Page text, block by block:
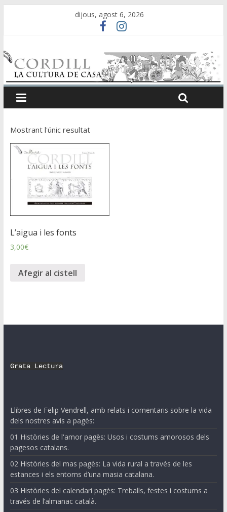
dijous, agost 6, 2026
Mostrant l'únic resultat
L’aigua i les fonts
3,00€
Afegir al cistell
Grata Lectura
Llibres de Felip Vendrell, amb relats i comentaris sobre la vida
dels nostres avis a pagès:
01 Històries de l'amor pagès: Usos i costums amorosos dels
pagesos catalans.
02 Històries del mas pagès: La vida rural a través de les
estances i els entorns d’una masia catalana.
03 Històries del calendari pagès: Treballs, festes i costums a
través de l’almanac català.